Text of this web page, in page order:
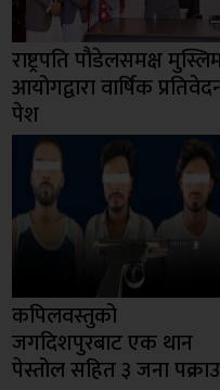
राष्ट्रपति पौडेलसमक्ष
आयोगद्वारा वार्षिक
पेश
कपिलवस्तुको
जगदिशपुरबाट एक थान
पेस्तोल सहित ३ जना पक्राउ